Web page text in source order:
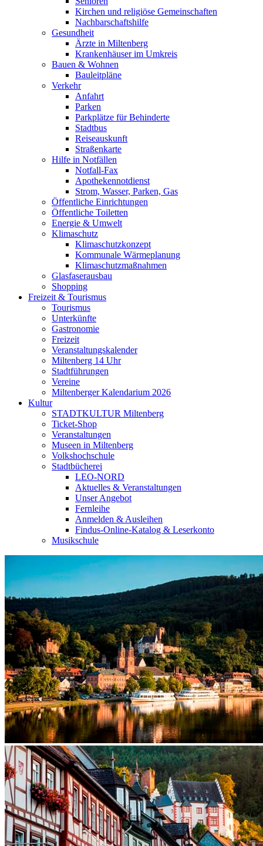
Kirchen und religiöse Gemeinschaften
Nachbarschaftshilfe
Gesundheit
Ärzte in Miltenberg
Krankenhäuser im Umkreis
Bauen & Wohnen
Bauleitpläne
Verkehr
Anfahrt
Parken
Parkplätze für Behinderte
Stadtbus
Reiseauskunft
Straßenkarte
Hilfe in Notfällen
Notfall-Fax
Apothekennotdienst
Strom, Wasser, Parken, Gas
Öffentliche Einrichtungen
Öffentliche Toiletten
Energie & Umwelt
Klimaschutz
Klimaschutzkonzept
Kommunale Wärmeplanung
Klimaschutzmaßnahmen
Glasfaserausbau
Shopping
Freizeit & Tourismus
Tourismus
Unterkünfte
Gastronomie
Freizeit
Veranstaltungskalender
Miltenberg 14 Uhr
Stadtführungen
Vereine
Miltenberger Kalendarium 2026
Kultur
STADTKULTUR Miltenberg
Ticket-Shop
Veranstaltungen
Museen in Miltenberg
Volkshochschule
Stadtbücherei
LEO-NORD
Aktuelles & Veranstaltungen
Unser Angebot
Fernleihe
Anmelden & Ausleihen
Findus-Online-Katalog & Leserkonto
Musikschule